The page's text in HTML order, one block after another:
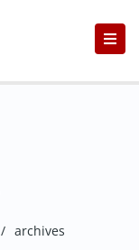
/ archives